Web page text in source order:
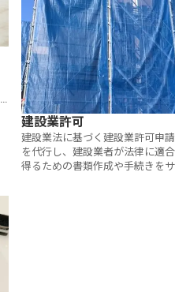
建設業許可
建設業法に基づく建設業許可申
を代行し、建設業者が法律に適
得るための書類作成や手続きを